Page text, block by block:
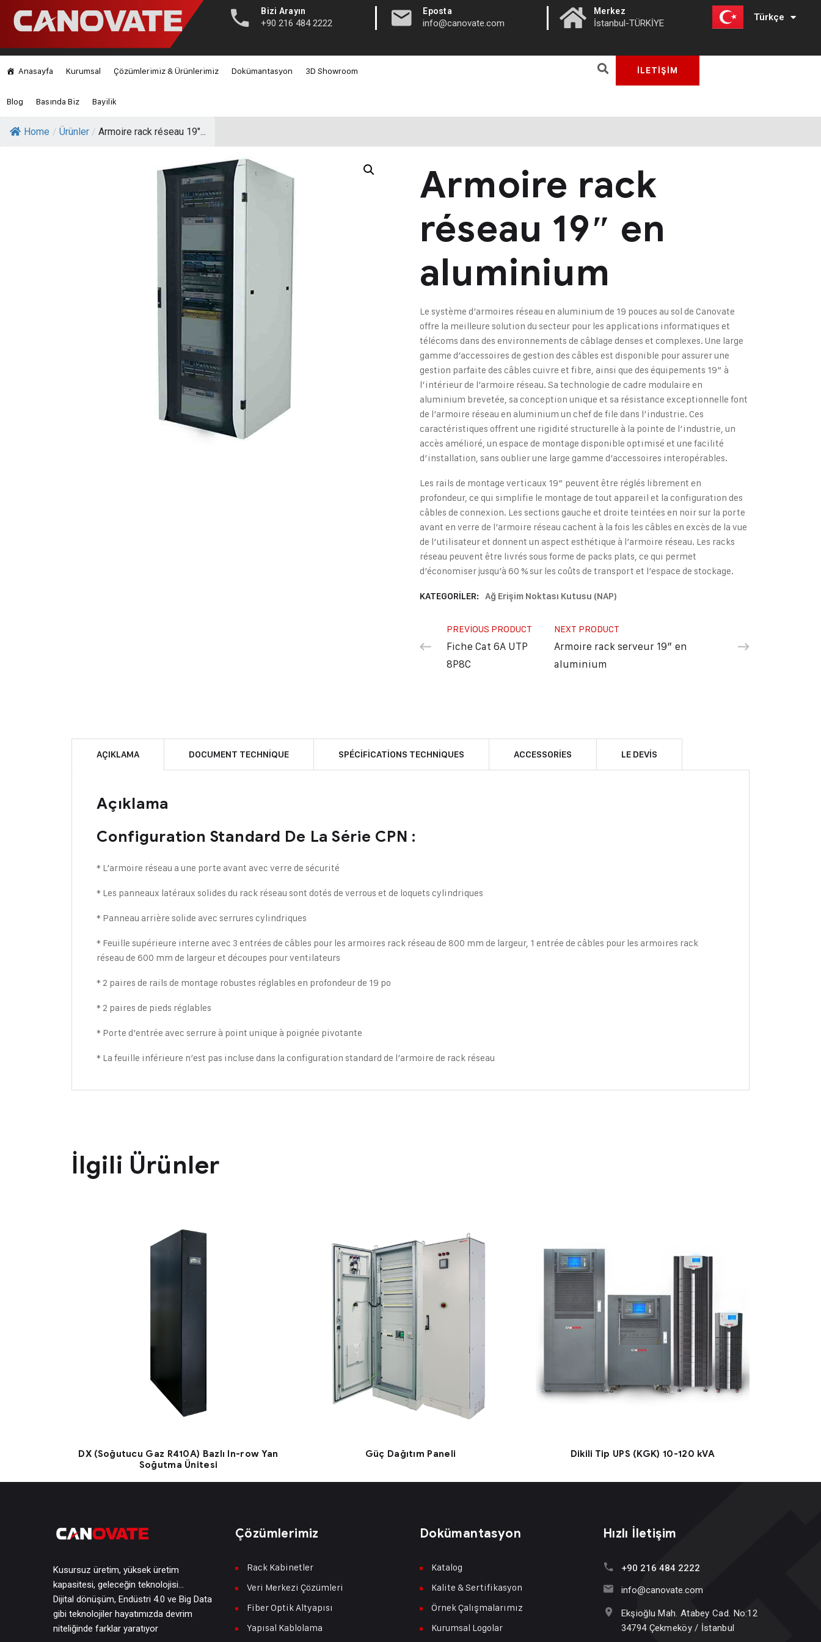
Bizi Arayın
+90 216 484 2222 | Eposta
info@canovate.com | Merkez
İstanbul-TÜRKİYE
Türkçe
English
Anasayfa Kurumsal Çözümlerimiz & Ürünlerimiz Dokümantasyon 3D Showroom
Blog Basında Biz Bayilik
İLETİŞİM
Home / Ürünler / Armoire rack réseau 19″...
Armoire rack
réseau 19″ en
aluminium
Le système d’armoires réseau en aluminium de 19 pouces au sol de Canovate
offre la meilleure solution du secteur pour les applications informatiques et
télécoms dans des environnements de câblage denses et complexes. Une large
gamme d’accessoires de gestion des câbles est disponible pour assurer une
gestion parfaite des câbles cuivre et fibre, ainsi que des équipements 19″ à
l’intérieur de l’armoire réseau. Sa technologie de cadre modulaire en
aluminium brevetée, sa conception unique et sa résistance exceptionnelle font
de l’armoire réseau en aluminium un chef de file dans l’industrie. Ces
caractéristiques offrent une rigidité structurelle à la pointe de l’industrie, un
accès amélioré, un espace de montage disponible optimisé et une facilité
d’installation, sans oublier une large gamme d’accessoires interopérables.
Les rails de montage verticaux 19″ peuvent être réglés librement en
profondeur, ce qui simplifie le montage de tout appareil et la configuration des
câbles de connexion. Les sections gauche et droite teintées en noir sur la porte
avant en verre de l’armoire réseau cachent à la fois les câbles en excès de la vue
de l’utilisateur et donnent un aspect esthétique à l’armoire réseau. Les racks
réseau peuvent être livrés sous forme de packs plats, ce qui permet
d’économiser jusqu’à 60 % sur les coûts de transport et l’espace de stockage.
KATEGORILER: Ağ Erişim Noktası Kutusu (NAP)
PREVIOUS PRODUCT
Fiche Cat 6A UTP
8P8C
NEXT PRODUCT
Armoire rack serveur 19″ en
aluminium
AÇIKLAMA DOCUMENT TECHNIQUE SPÉCIFICATIONS TECHNIQUES ACCESSORIES LE DEVIS
Açıklama
Configuration Standard De La Série CPN :
* L’armoire réseau a une porte avant avec verre de sécurité
* Les panneaux latéraux solides du rack réseau sont dotés de verrous et de loquets cylindriques
* Panneau arrière solide avec serrures cylindriques
* Feuille supérieure interne avec 3 entrées de câbles pour les armoires rack réseau de 800 mm de largeur, 1 entrée de câbles pour les armoires rack
réseau de 600 mm de largeur et découpes pour ventilateurs
* 2 paires de rails de montage robustes réglables en profondeur de 19 po
* 2 paires de pieds réglables
* Porte d’entrée avec serrure à point unique à poignée pivotante
* La feuille inférieure n’est pas incluse dans la configuration standard de l’armoire de rack réseau
İlgili Ürünler
DX (Soğutucu Gaz R410A) Bazlı In-row Yan
Soğutma Ünitesi
Güç Dağıtım Paneli Dikili Tip UPS (KGK) 10-120 kVA
Kusursuz üretim, yüksek üretim
kapasitesi, geleceğin teknolojisi…
Dijital dönüşüm, Endüstri 4.0 ve Big Data
gibi teknolojiler hayatımızda devrim
niteliğinde farklar yaratıyor
Çözümlerimiz
Rack Kabinetler
Veri Merkezi Çözümleri
Fiber Optik Altyapısı
Yapısal Kablolama
Dokümantasyon
Katalog
Kalite & Sertifikasyon
Örnek Çalışmalarımız
Kurumsal Logolar
Hızlı İletişim
+90 216 484 2222
info@canovate.com
Ekşioğlu Mah. Atabey Cad. No:12
34794 Çekmeköy / İstanbul